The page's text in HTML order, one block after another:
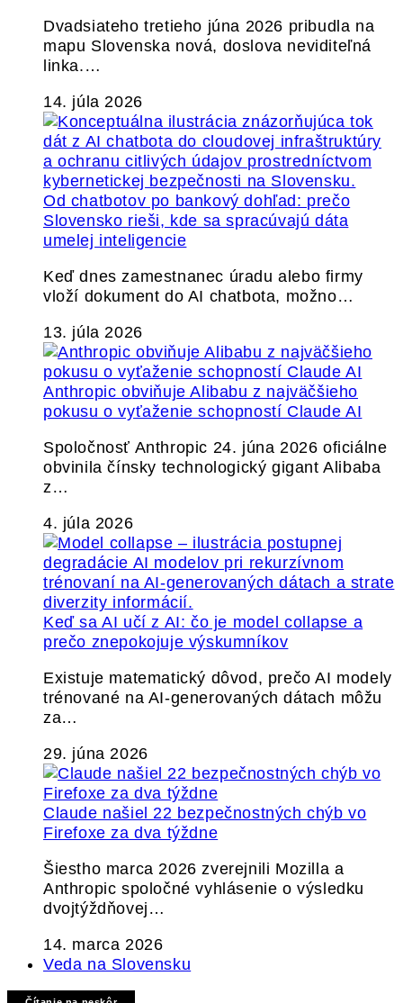
Dvadsiateho tretieho júna 2026 pribudla na
mapu Slovenska nová, doslova neviditeľná
linka.…
14. júla 2026
Od chatbotov po bankový dohľad: prečo
Slovensko rieši, kde sa spracúvajú dáta
umelej inteligencie
Keď dnes zamestnanec úradu alebo firmy
vloží dokument do AI chatbota, možno…
13. júla 2026
Anthropic obviňuje Alibabu z najväčšieho
pokusu o vyťaženie schopností Claude AI
Spoločnosť Anthropic 24. júna 2026 oficiálne
obvinila čínsky technologický gigant Alibaba
z…
4. júla 2026
Keď sa AI učí z AI: čo je model collapse a
prečo znepokojuje výskumníkov
Existuje matematický dôvod, prečo AI modely
trénované na AI-generovaných dátach môžu
za…
29. júna 2026
Claude našiel 22 bezpečnostných chýb vo
Firefoxe za dva týždne
Šiestho marca 2026 zverejnili Mozilla a
Anthropic spoločné vyhlásenie o výsledku
dvojtýždňovej…
14. marca 2026
Veda na Slovensku